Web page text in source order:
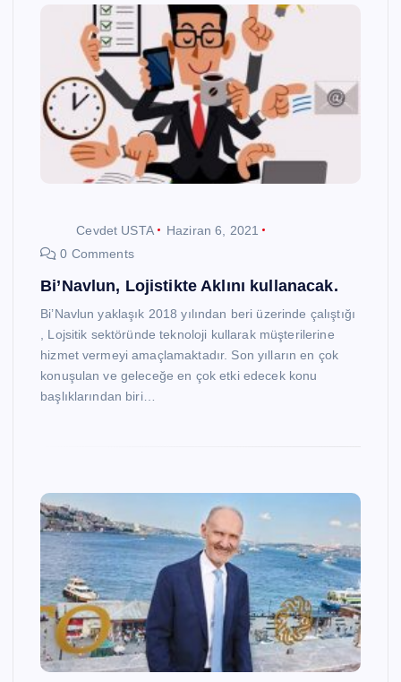
Cevdet USTA
Haziran 6, 2021
0 Comments
Bi’Navlun, Lojistikte Aklını kullanacak.
Bi’Navlun yaklaşık 2018 yılından beri üzerinde çalıştığı
, Lojsitik sektöründe teknoloji kullarak müşterilerine
hizmet vermeyi amaçlamaktadır. Son yılların en çok
konuşulan ve geleceğe en çok etki edecek konu
başlıklarından biri…